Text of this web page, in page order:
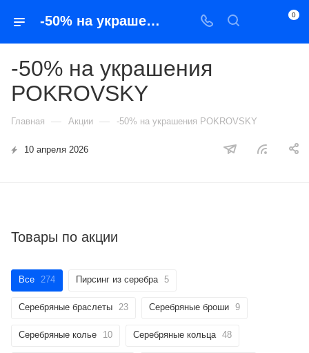
-50% на украшения POKROVSKY 0
-50% на украшения
POKROVSKY
Главная — Акции — -50% на украшения POKROVSKY
10 апреля 2026
Товары по акции
Все 274 Пирсинг из серебра 5
Серебряные браслеты 23 Серебряные броши 9
Серебряные колье 10 Серебряные кольца 48